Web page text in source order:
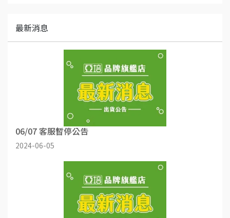
最新消息
06/07 客服暫停公告
2024-06-05